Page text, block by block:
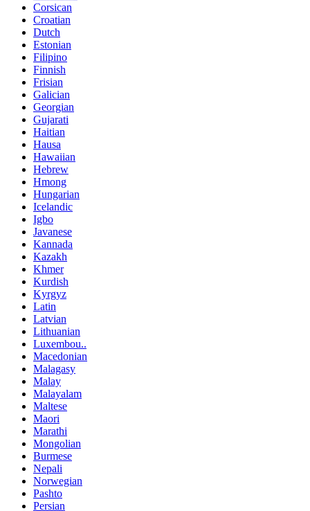
Corsican
Croatian
Dutch
Estonian
Filipino
Finnish
Frisian
Galician
Georgian
Gujarati
Haitian
Hausa
Hawaiian
Hebrew
Hmong
Hungarian
Icelandic
Igbo
Javanese
Kannada
Kazakh
Khmer
Kurdish
Kyrgyz
Latin
Latvian
Lithuanian
Luxembou..
Macedonian
Malagasy
Malay
Malayalam
Maltese
Maori
Marathi
Mongolian
Burmese
Nepali
Norwegian
Pashto
Persian